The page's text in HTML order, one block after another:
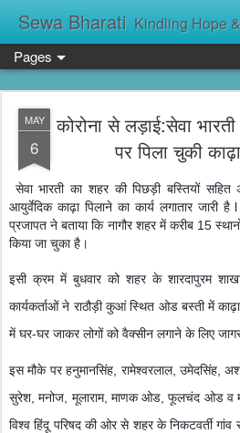
Sewa Bharati Kindling Hope & Happiness Around सेवा भारती
Pages
MAY
6
कोरोना से लड़ाई:सेवा
पर पिला चुकी
सेवा भारती का शहर की पिछड़ी बस्तियों
आयुर्वेदिक काढ़ा पिलाने का कार्य लगातार जारी
प्रजापत ने बताया कि नागौर शहर में करीब 15
किया जा चुका है।
इसी क्रम में बुधवार को शहर के शारदापुरम
कार्यकर्ताओं ने राठौड़ी कुआं स्थित ओड बस्ती में
में घर-घर जाकर लोगों को वैक्सीन लगाने के लिए
इस मौके पर हनुमानसिंह, रामेश्वरलाल, उमेदसिंह,
सुरेश, मनोज, मूलाराम, माणक ओड, फूलचंद ओड व
विश्व हिंदू परिषद की ओर से शहर के निकटवर्ती गांव